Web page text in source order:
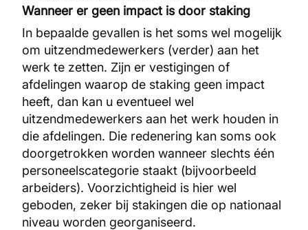
Wanneer er geen impact is door staking
In bepaalde gevallen is het soms wel mogelijk
om uitzendmedewerkers (verder) aan het
werk te zetten. Zijn er vestigingen of
afdelingen waarop de staking geen impact
heeft, dan kan u eventueel wel
uitzendmedewerkers aan het werk houden in
die afdelingen. Die redenering kan soms ook
doorgetrokken worden wanneer slechts één
personeelscategorie staakt (bijvoorbeeld
arbeiders). Voorzichtigheid is hier wel
geboden, zeker bij stakingen die op nationaal
niveau worden georganiseerd.